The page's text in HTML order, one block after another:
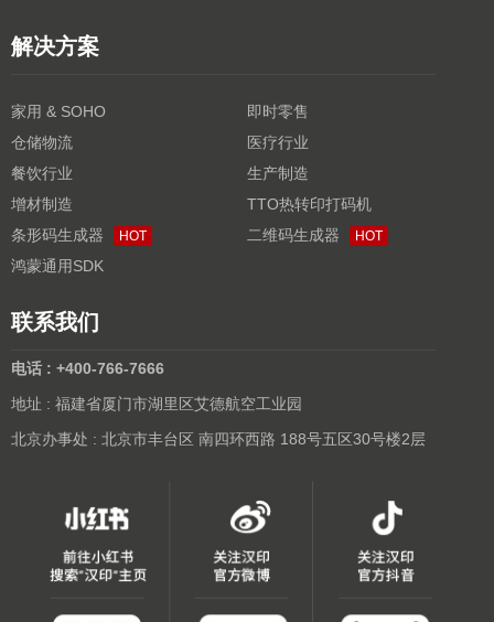
解决方案
家用 & SOHO
即时零售
仓储物流
医疗行业
餐饮行业
生产制造
增材制造
TTO热转印打码机
条形码生成器
HOT 二维码生成器 HOT
鸿蒙通用SDK
联系我们
电话 : +400-766-7666
地址 : 福建省厦门市湖里区艾德航空工业园
北京办事处 : 北京市丰台区 南四环西路 188号五区30号楼2层